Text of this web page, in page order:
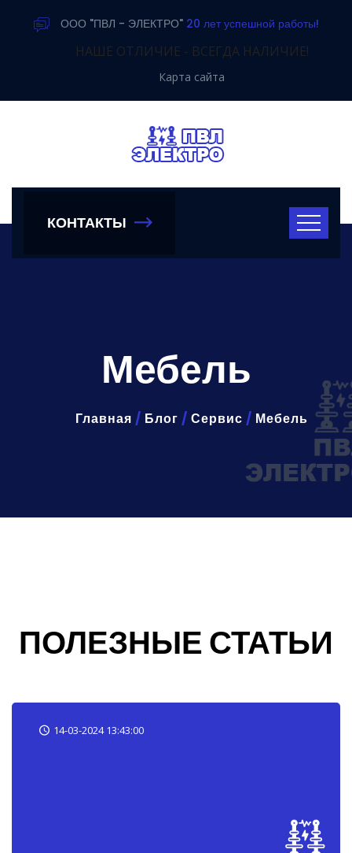
ООО "ПВЛ - ЭЛЕКТРО" 20 лет успешной работы!
НАШЕ ОТЛИЧИЕ - ВСЕГДА НАЛИЧИЕ!
Карта сайта
КОНТАКТЫ
Мебель
Главная / Блог / Сервис / Мебель
ПОЛЕЗНЫЕ СТАТЬИ
14-03-2024 13:43:00